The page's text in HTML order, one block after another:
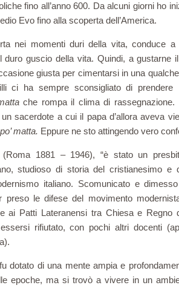
fino all’anno 600. Da alcuni giorni ho
Evo fino alla scoperta dell’America.
nei momenti duri della vita, conduce
duro guscio della vita. Quindi, a gustarne
giusta per cimentarsi in una
ci ha sempre sconsigliato di prendere
che rompa il clima di
sacerdote a cui il papa d’allora aveva
matta. Eppure ne sto attingendo vero
(Roma 1881 – 1946), “è stato un
studioso di storia del cristianesimo e
italiano. Scomunicato e
preso le difese del movimento
ai Patti Lateranensi tra Chiesa e Regno
rifiutato, con pochi altri docenti
dotato di una mente ampia e
epoche, ma si trovò a vivere in un